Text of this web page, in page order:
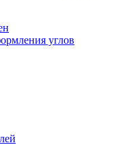
углов